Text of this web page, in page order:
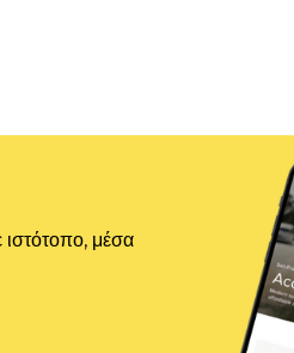
ιστότοπο, μέσα